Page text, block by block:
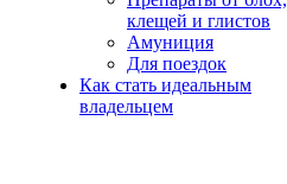
клещей и глистов
Амуниция
Для поездок
Как стать идеальным
владельцем